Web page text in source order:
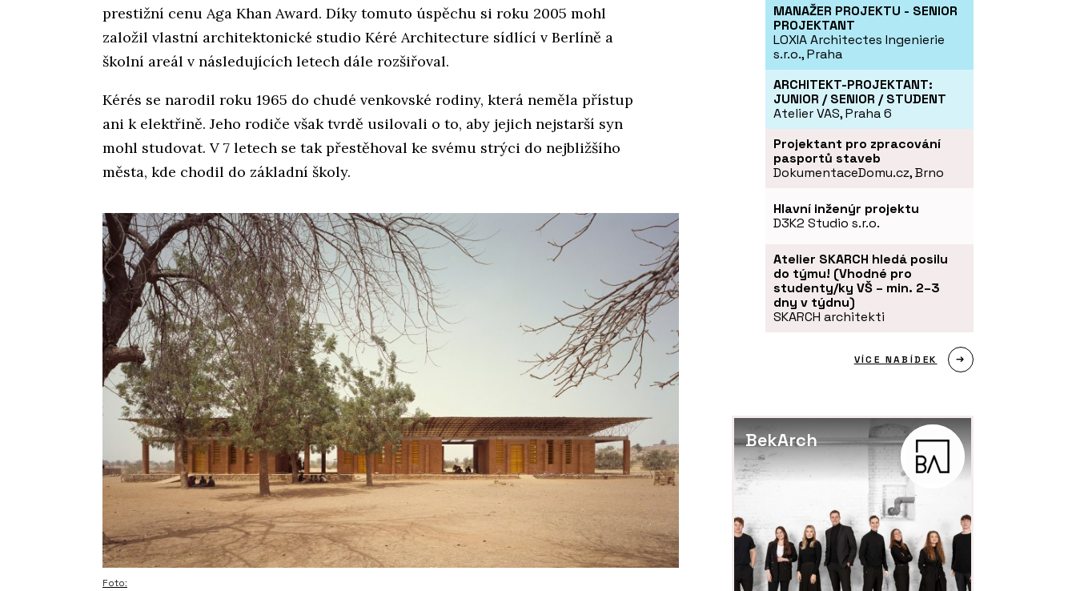
prestižní cenu Aga Khan Award. Díky tomuto úspěchu si roku 2005 mohl
založil vlastní architektonické studio Kéré Architecture sídlící v Berlíně a
školní areál v následujících letech dále rozšiřoval.
Kérés se narodil roku 1965 do chudé venkovské rodiny, která neměla přístup
ani k elektřině. Jeho rodiče však tvrdě usilovali o to, aby jejich nejstarší syn
mohl studovat. V 7 letech se tak přestěhoval ke svému strýci do nejbližšího
města, kde chodil do základní školy.
Foto:
MANAŽER PROJEKTU - SENIOR
PROJEKTANT
LOXIA Architectes Ingenierie
s.r.o., Praha
ARCHITEKT-PROJEKTANT:
JUNIOR / SENIOR / STUDENT
Atelier VAS, Praha 6
Projektant pro zpracování
pasportů staveb
DokumentaceDomu.cz, Brno
Hlavní inženýr projektu
D3K2 Studio s.r.o.
Atelier SKARCH hledá posilu
do týmu! (Vhodné pro
studenty/ky VŠ – min. 2–3
dny v týdnu)
SKARCH architekti
VÍCE NABÍDEK
BekArch